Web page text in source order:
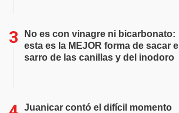
No es con vinagre ni bicarbonato:
esta es la MEJOR forma de sacar el
sarro de las canillas y del inodoro
Juanicar contó el difícil momento